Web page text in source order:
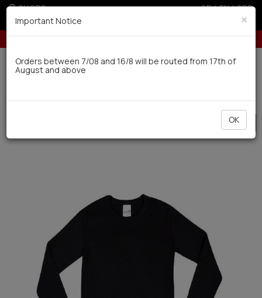
SHOPS GR|EN|SRB
10% off for orders over 250€ for EU & 300€ for non EU 5% off
Delivery in 7-9 working days via UPS
SALE
×
Important Notice
Orders between 7/08 and 16/8 will be routed from 17th of
August and above
OK